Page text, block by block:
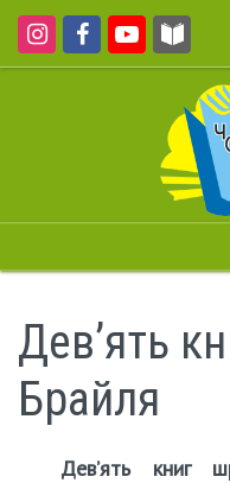
Дев’ять
Брайля
Дев’ять книг